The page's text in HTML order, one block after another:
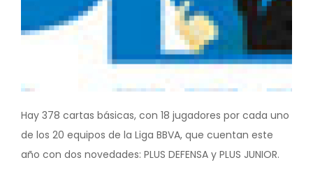
Hay 378 cartas básicas, con 18 jugadores por cada uno
de los 20 equipos de la Liga BBVA, que cuentan este
año con dos novedades: PLUS DEFENSA y PLUS JUNIOR.